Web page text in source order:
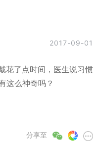
2017-09-01
花了点时间，医生说习惯
这么神奇吗？
分享至